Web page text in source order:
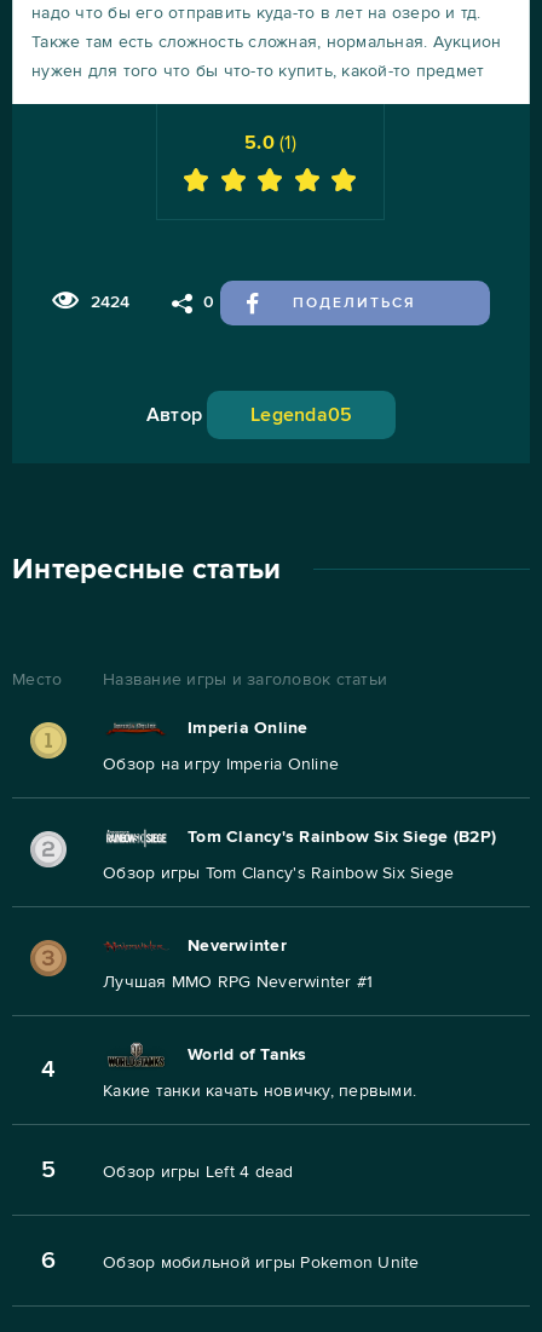
надо что бы его отправить куда-то в лет на озеро и тд.
Также там есть сложность сложная, нормальная. Аукцион
нужен для того что бы что-то купить, какой-то предмет
2424 0 ПОДЕЛИТЬСЯ
5.0(1)
Автор Legenda05
Интересные статьи
Место Название игры и заголовок статьи
Imperia Online
Обзор на игру Imperia Online
Tom Clancy's Rainbow Six Siege (B2P)
Обзор игры Tom Clancy's Rainbow Six Siege
Neverwinter
Лучшая MMO RPG Neverwinter #1
4
World of Tanks
Какие танки качать новичку, первыми.
5 Обзор игры Left 4 dead
6 Обзор мобильной игры Pokemon Unite